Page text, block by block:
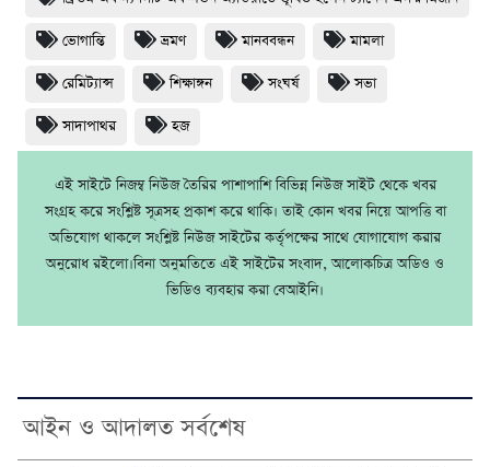
ভোগান্তি ভ্রমণ মানববন্ধন মামলা
রেমিট্যান্স শিক্ষাঙ্গন সংঘর্ষ সভা
সাদাপাথর হজ
এই সাইটে নিজম্ব নিউজ তৈরির পাশাপাশি বিভিন্ন নিউজ সাইট থেকে খবর
সংগ্রহ করে সংশ্লিষ্ট সূত্রসহ প্রকাশ করে থাকি। তাই কোন খবর নিয়ে আপত্তি বা
অভিযোগ থাকলে সংশ্লিষ্ট নিউজ সাইটের কর্তৃপক্ষের সাথে যোগাযোগ করার
অনুরোধ রইলো।বিনা অনুমতিতে এই সাইটের সংবাদ, আলোকচিত্র অডিও ও
ভিডিও ব্যবহার করা বেআইনি।
আইন ও আদালত সর্বশেষ